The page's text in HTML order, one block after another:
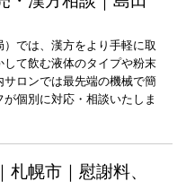
では、漢方をより手軽に取
て飲む液体のタイプや粉末
ロンでは最先端の機械で簡
個別に対応・相談いたしま
幌市｜慰謝料、